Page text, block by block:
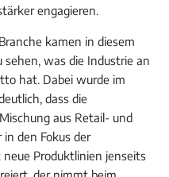
engagieren.
kamen in diesem
sehen, was die Industrie an
hat. Dabei wurde im
dass die
aus Retail- und
den Fokus der
Produktlinien jenseits